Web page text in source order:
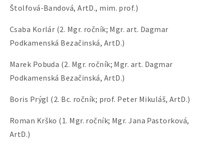
Štolfová-Bandová, ArtD., mim. prof.)
Csaba Korlár (2. Mgr. ročník; Mgr. art. Dagmar
Podkamenská Bezačinská, ArtD.)
Marek Pobuda (2. Mgr. ročník; Mgr. art. Dagmar
Podkamenská Bezačinská, ArtD.)
Boris Prýgl (2. Bc. ročník; prof. Peter Mikuláš, ArtD.)
Roman Krško (1. Mgr. ročník; Mgr. Jana Pastorková,
ArtD.)